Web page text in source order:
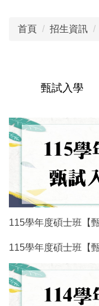
首頁 招生資訊
甄試入學
115學年度碩士班【
115學年度碩士班【